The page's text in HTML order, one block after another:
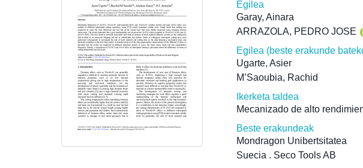
Egilea
Garay, Ainara
ARRAZOLA, PEDRO JOSE
Egilea (beste erakunde
Ugarte, Asier
M’Saoubia, Rachid
Ikerketa taldea
Mecanizado de alto
Beste erakundeak
Mondragon Unibertsitatea
Suecia . Seco Tools AB